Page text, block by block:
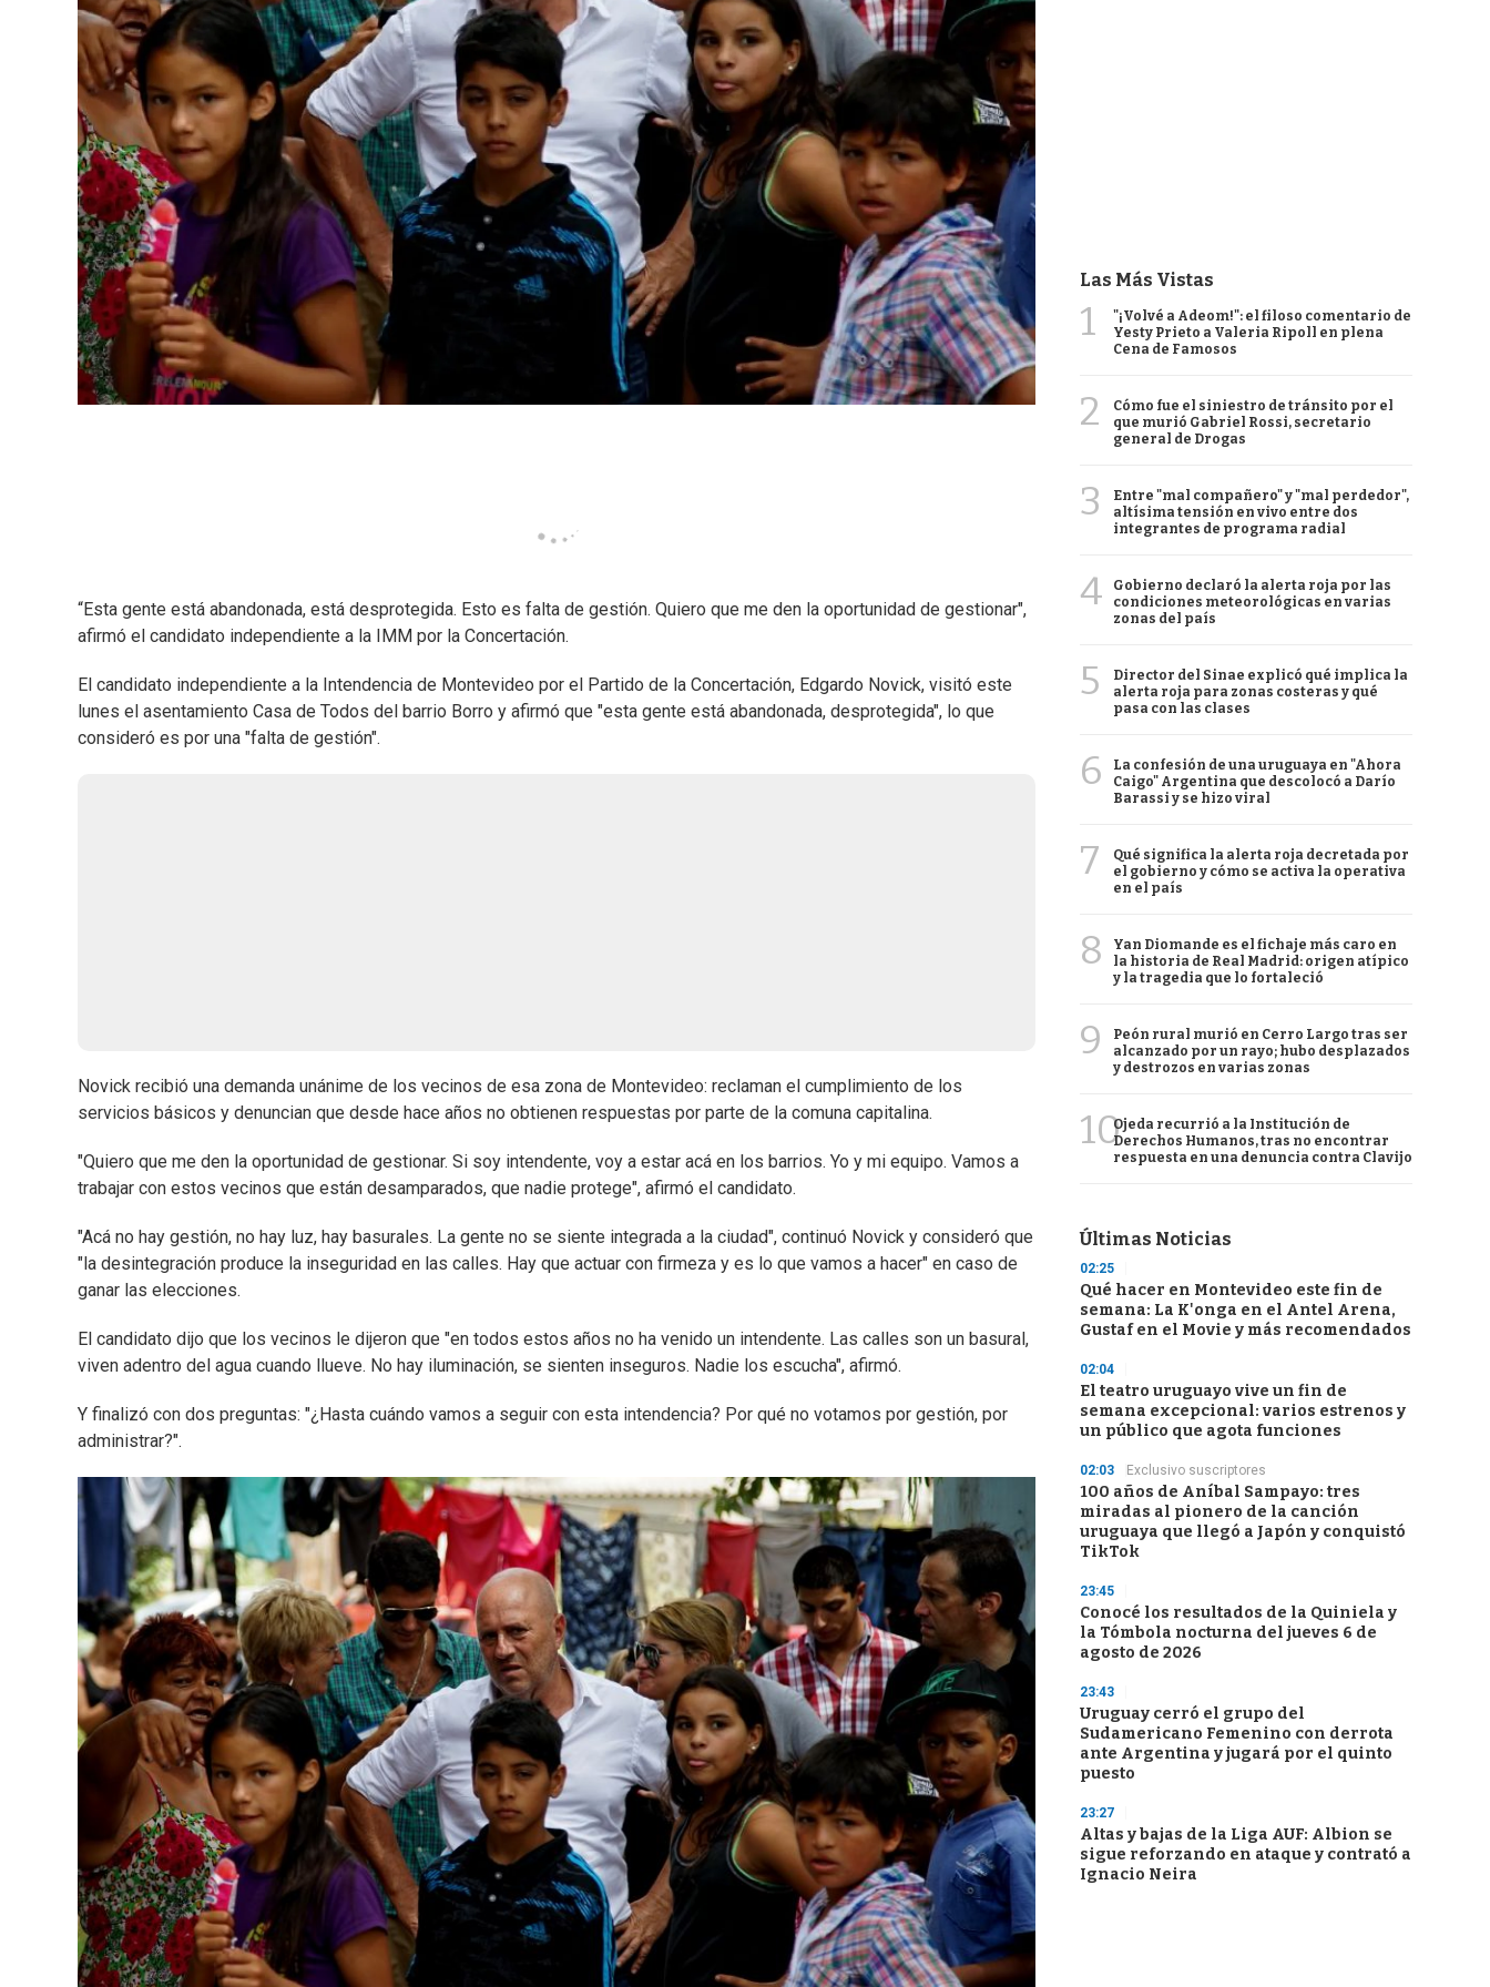
“Esta gente está abandonada, está desprotegida. Esto es falta de gestión. Quiero que me den la oportunidad de gestionar",
afirmó el candidato independiente a la IMM por la Concertación.
El candidato independiente a la Intendencia de Montevideo por el Partido de la Concertación, Edgardo Novick, visitó este
lunes el asentamiento Casa de Todos del barrio Borro y afirmó que "esta gente está abandonada, desprotegida", lo que
consideró es por una "falta de gestión".
Novick recibió una demanda unánime de los vecinos de esa zona de Montevideo: reclaman el cumplimiento de los
servicios básicos y denuncian que desde hace años no obtienen respuestas por parte de la comuna capitalina.
"Quiero que me den la oportunidad de gestionar. Si soy intendente, voy a estar acá en los barrios. Yo y mi equipo. Vamos a
trabajar con estos vecinos que están desamparados, que nadie protege", afirmó el candidato.
"Acá no hay gestión, no hay luz, hay basurales. La gente no se siente integrada a la ciudad", continuó Novick y consideró que
"la desintegración produce la inseguridad en las calles. Hay que actuar con firmeza y es lo que vamos a hacer" en caso de
ganar las elecciones.
El candidato dijo que los vecinos le dijeron que "en todos estos años no ha venido un intendente. Las calles son un basural,
viven adentro del agua cuando llueve. No hay iluminación, se sienten inseguros. Nadie los escucha", afirmó.
Y finalizó con dos preguntas: "¿Hasta cuándo vamos a seguir con esta intendencia? Por qué no votamos por gestión, por
administrar?".
Las Más Vistas
1
"¡Volvé a Adeom!": el filoso comentario de
Yesty Prieto a Valeria Ripoll en plena
Cena de Famosos
2
Cómo fue el siniestro de tránsito por el
que murió Gabriel Rossi, secretario
general de Drogas
3
Entre "mal compañero" y "mal perdedor",
altísima tensión en vivo entre dos
integrantes de programa radial
4
Gobierno declaró la alerta roja por las
condiciones meteorológicas en varias
zonas del país
5
Director del Sinae explicó qué implica la
alerta roja para zonas costeras y qué
pasa con las clases
6
La confesión de una uruguaya en "Ahora
Caigo" Argentina que descolocó a Darío
Barassi y se hizo viral
7
Qué significa la alerta roja decretada por
el gobierno y cómo se activa la operativa
en el país
8
Yan Diomande es el fichaje más caro en
la historia de Real Madrid: origen atípico
y la tragedia que lo fortaleció
9
Peón rural murió en Cerro Largo tras ser
alcanzado por un rayo; hubo desplazados
y destrozos en varias zonas
10Ojeda recurrió a la Institución de
Derechos Humanos, tras no encontrar
respuesta en una denuncia contra Clavijo
Últimas Noticias
02:25
Qué hacer en Montevideo este fin de
semana: La K'onga en el Antel Arena,
Gustaf en el Movie y más recomendados
02:04
El teatro uruguayo vive un fin de
semana excepcional: varios estrenos y
un público que agota funciones
02:03 Exclusivo suscriptores
100 años de Aníbal Sampayo: tres
miradas al pionero de la canción
uruguaya que llegó a Japón y conquistó
TikTok
23:45
Conocé los resultados de la Quiniela y
la Tómbola nocturna del jueves 6 de
agosto de 2026
23:43
Uruguay cerró el grupo del
Sudamericano Femenino con derrota
ante Argentina y jugará por el quinto
puesto
23:27
Altas y bajas de la Liga AUF: Albion se
sigue reforzando en ataque y contrató a
Ignacio Neira